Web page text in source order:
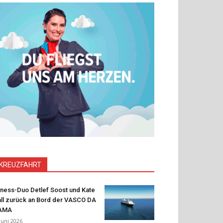
KREUZFAHRT
Duo Detlef Soost und Kate
zurück an Bord der VASCO DA
2026